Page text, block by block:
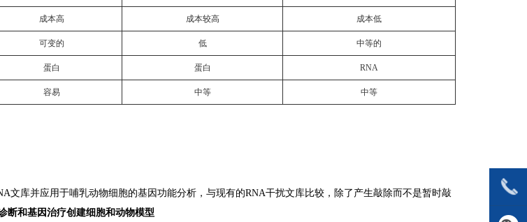
成本高 成本较高 成本低
可变的 低 中等的
蛋白 蛋白 RNA
容易 中等 中等
文库并应用于哺乳动物细胞的基因功能分析，与现有的RNA干扰文库比较，除了产生敲除而不是暂时敲
断和基因治疗创建细胞和动物模型